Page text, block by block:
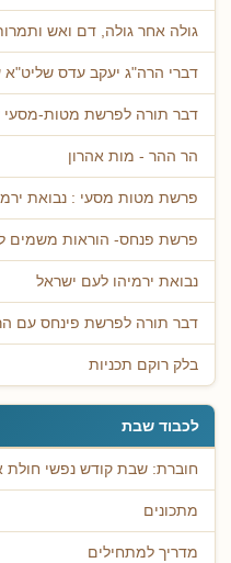
גולה אחר גולה, דם ואש
דברי הרה"ג יעקב עדס
דבר תורה לפרשת מטות-מסעי
הר ההר - מות אהרון
פרשת מטות מסעי : נבואת
פרשת פנחס- הוראות משמים
נבואת ירמיהו לעם ישראל
דבר תורה לפרשת פינחס עם
בלק רוקם תכניות
לכבוד שבת
חוברת: שבת קודש נפשי חולת
מתכונים
מדריך למתחילים